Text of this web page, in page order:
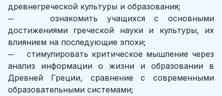
древнегреческой культуры и образования;
─ ознакомить учащихся с основными
достижениями греческой науки и культуры, их
влиянием на последующие эпохи;
─ стимулировать критическое мышление через
анализ информации о жизни и образовании в
Древней Греции, сравнение с современными
образовательными системами;